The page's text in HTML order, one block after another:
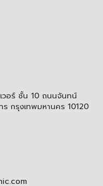
วอร์ ชั้น 10 ถนนจันทน์
กรุงเทพมหานคร 10120